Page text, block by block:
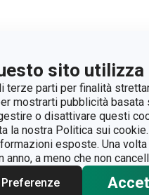
sito utilizza
parti per finalità
mostrarti pubblicità
o disattivare questi
la nostra Politica sui
esposte. Una
anno, a meno che non
Preferenze